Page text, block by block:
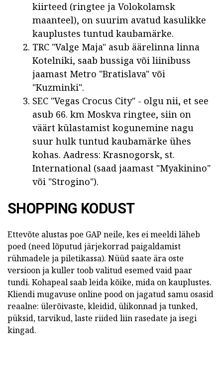
kiirteed (ringtee ja Volokolamsk
maanteel), on suurim avatud kasulikke
kauplustes tuntud kaubamärke.
TRC "Valge Maja" asub äärelinna linna
Kotelniki, saab bussiga või liinibuss
jaamast Metro "Bratislava" või
"Kuzminki".
SEC "Vegas Crocus City" - olgu nii, et see
asub 66. km Moskva ringtee, siin on
väärt külastamist kogunemine nagu
suur hulk tuntud kaubamärke ühes
kohas. Aadress: Krasnogorsk, st.
International (saad jaamast "Myakinino"
või "Strogino").
SHOPPING KODUST
Ettevõte alustas poe GAP neile, kes ei meeldi läheb
poed (need lõputud järjekorrad paigaldamist
rühmadele ja piletikassa). Nüüd saate ära oste
versioon ja kuller toob valitud esemed vaid paar
tundi. Kohapeal saab leida kõike, mida on kauplustes.
Kliendi mugavuse online pood on jagatud samu osasid
reaalne: ülerõivaste, kleidid, ülikonnad ja tunked,
püksid, tarvikud, laste riided liin rasedate ja isegi
kingad.